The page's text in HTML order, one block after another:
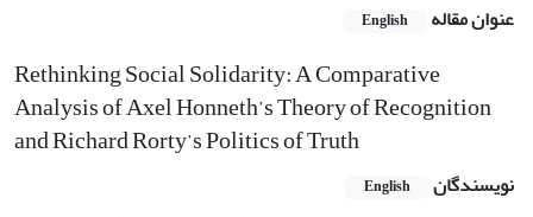
عنوان مقاله English
Rethinking Social Solidarity: A Comparative
Analysis of Axel Honneth’s Theory of Recognition
and Richard Rorty’s Politics of Truth
نویسندگان English